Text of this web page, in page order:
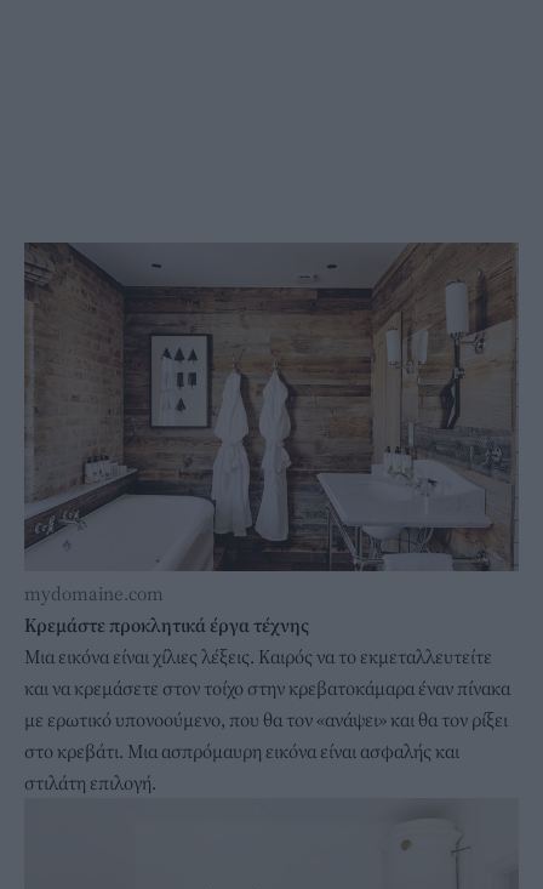
mydomaine.com
Κρεμάστε προκλητικά έργα τέχνης
Μια εικόνα είναι χίλιες λέξεις. Καιρός να το εκμεταλλευτείτε
και να κρεμάσετε στον τοίχο στην κρεβατοκάμαρα έναν πίνακα
με ερωτικό υπονοούμενο, που θα τον «ανάψει» και θα τον ρίξει
στο κρεβάτι. Μια ασπρόμαυρη εικόνα είναι ασφαλής και
στιλάτη επιλογή.